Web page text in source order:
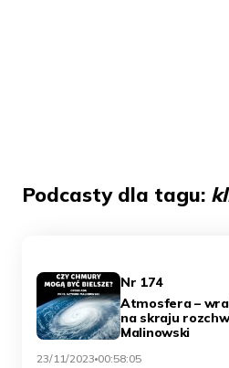
Podcasty dla tagu:
Nr 174
Atmosfera –
na skraju
Malinowski
23/11/2023 00:58:05